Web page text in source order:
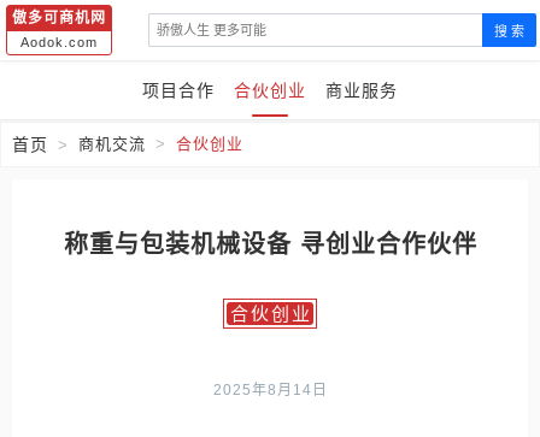
傲多可商机网
Aodok.com
搜 索
项目合作 合伙创业 商业服务
首页 商机交流 合伙创业
称重与包装机械设备 寻创业合作伙伴
合伙创业
2025年8月14日